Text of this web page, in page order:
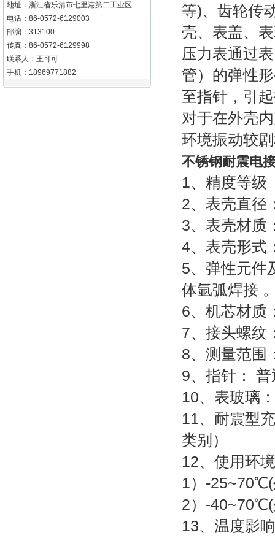
地址：浙江省乐清市七里港第二工业区
电话：86-0572-6129003
邮编：313100
传真：86-0572-6129998
联系人：王可可
手机：18969771882
等)、齿轮传
壳、表盖、
压力表通过
管）的弹性
至指针，引
对于在外壳
环境振动较
不锈钢耐震电
1、精度等级
2、表壳直径
3、表壳材质
4、表壳形式
5、弹性元件
体氩弧焊接
6、机芯材质
7、接头螺纹
8、测量范围
9、指针： 普
10、表玻璃
11、耐震型
类别）
12、使用环
1）-
2）-
13、温度影